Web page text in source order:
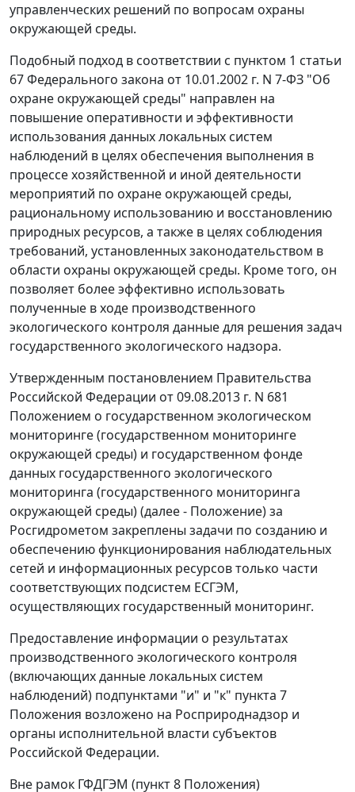
управленческих решений по вопросам охраны
окружающей среды.
Подобный подход в соответствии с пунктом 1 статьи
67 Федерального закона от 10.01.2002 г. N 7-ФЗ "Об
охране окружающей среды" направлен на
повышение оперативности и эффективности
использования данных локальных систем
наблюдений в целях обеспечения выполнения в
процессе хозяйственной и иной деятельности
мероприятий по охране окружающей среды,
рациональному использованию и восстановлению
природных ресурсов, а также в целях соблюдения
требований, установленных законодательством в
области охраны окружающей среды. Кроме того, он
позволяет более эффективно использовать
полученные в ходе производственного
экологического контроля данные для решения задач
государственного экологического надзора.
Утвержденным постановлением Правительства
Российской Федерации от 09.08.2013 г. N 681
Положением о государственном экологическом
мониторинге (государственном мониторинге
окружающей среды) и государственном фонде
данных государственного экологического
мониторинга (государственного мониторинга
окружающей среды) (далее - Положение) за
Росгидрометом закреплены задачи по созданию и
обеспечению функционирования наблюдательных
сетей и информационных ресурсов только части
соответствующих подсистем ЕСГЭМ,
осуществляющих государственный мониторинг.
Предоставление информации о результатах
производственного экологического контроля
(включающих данные локальных систем
наблюдений) подпунктами "и" и "к" пункта 7
Положения возложено на Росприроднадзор и
органы исполнительной власти субъектов
Российской Федерации.
Вне рамок ГФДГЭМ (пункт 8 Положения)